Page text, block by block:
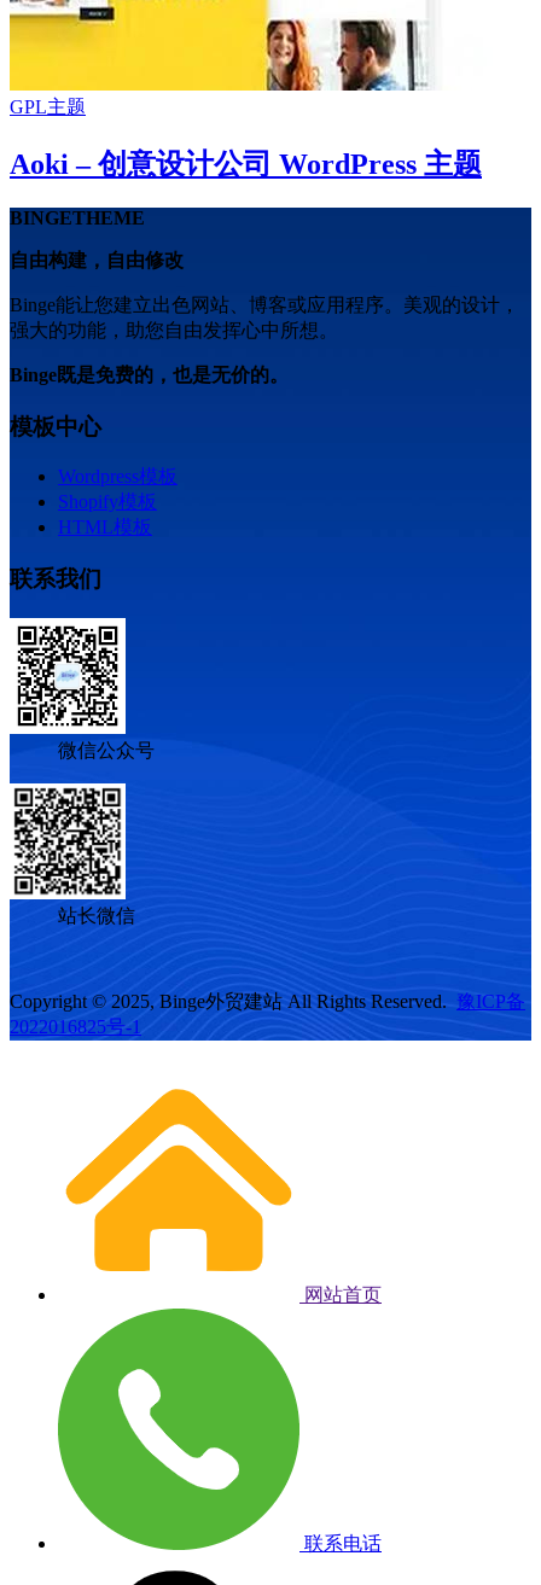
GPL主题
Aoki – 创意设计公司 WordPress 主题
BINGETHEME
自由构建，自由修改
Binge能让您建立出色网站、博客或应用程序。美观的设计，
强大的功能，助您自由发挥心中所想。
Binge既是免费的，也是无价的。
模板中心
Wordpress模板
Shopify模板
HTML模板
联系我们
微信公众号
站长微信
Copyright © 2025, Binge外贸建站 All Rights Reserved. 豫ICP备
2022016825号-1
网站首页
联系电话